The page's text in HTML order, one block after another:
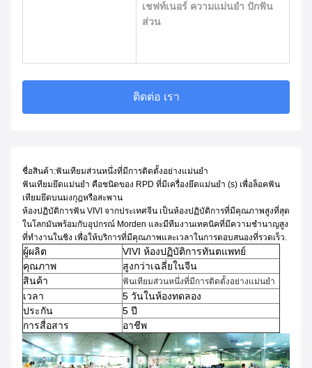
เชฟท์เนอร์ ความแม่นยํา ปักฟัน
ส่วน
ติดต่อ เรา
ชื่อสินค้า:ฟันเทียมส่วนหนึ่งที่มีการติดตั้งอย่างแม่นยํา
ฟันเทียมยึดแม่นยํา คือชนิดของ RPD ที่มีเครื่องยึดแม่นยํา (s) เพื่อล็อคฟัน
เทียมยึดบนมงกุฎหรือสะพาน
ห้องปฏิบัติการฟัน VIVI จากประเทศจีน เป็นห้องปฏิบัติการที่มีคุณภาพสูงที่สุด
ในโลกมันพร้อมกับอุปกรณ์ Morden และมีทีมงานเทคนิคที่มีความชํานาญสูง
ที่ทํางานในชิง เพื่อให้บริการที่มีคุณภาพและเวลาในการตอบสนองที่รวดเร็ว.
ผู้ผลิต
VIVI ห้องปฏิบัติการทันตแพทย์
คุณภาพ
สูงกว่าเฉลี่ยในจีน
สินค้า
ฟันเทียมส่วนหนึ่งที่มีการติดตั้งอย่างแม่นยํา
เวลา
5 วันในห้องทดลอง
ประกัน
5 ปี
การสื่อสาร
อาชีพ